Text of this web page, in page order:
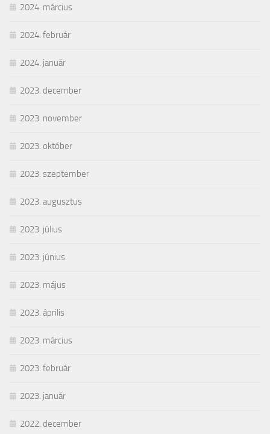
2024. március
2024. február
2024. január
2023. december
2023. november
2023. október
2023. szeptember
2023. augusztus
2023. július
2023. június
2023. május
2023. április
2023. március
2023. február
2023. január
2022. december